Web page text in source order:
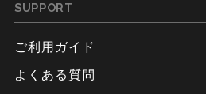
SUPPORT
ご利用ガイド
よくある質問